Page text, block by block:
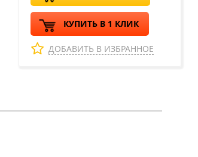
КУПИТЬ В 1 КЛИК
ДОБАВИТЬ В ИЗБРАННОЕ